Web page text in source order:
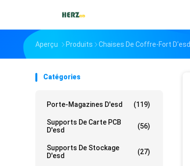
Aperçu Produits Chaises De Coffre-Fort D'esd
Catégories
Porte-Magazines D'esd (119)
Supports De Carte PCB
D'esd
(56)
Supports De Stockage
D'esd
(27)